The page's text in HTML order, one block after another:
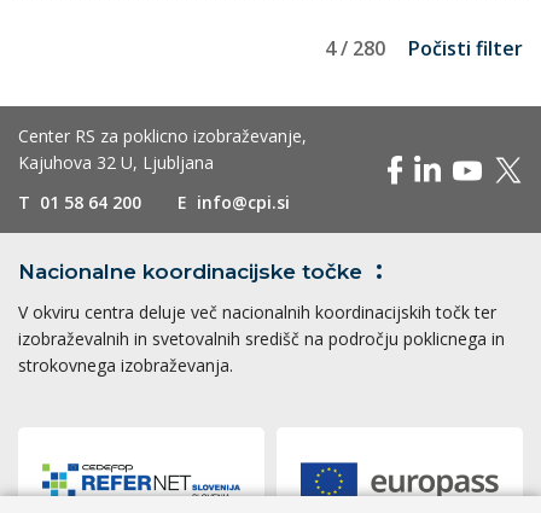
4 / 280 Počisti filter
Center RS za poklicno izobraževanje,
Kajuhova 32 U, Ljubljana
T 01 58 64 200 E info@cpi.si
Nacionalne koordinacijske točke
V okviru centra deluje več nacionalnih koordinacijskih točk ter
izobraževalnih in svetovalnih središč na področju poklicnega in
strokovnega izobraževanja.